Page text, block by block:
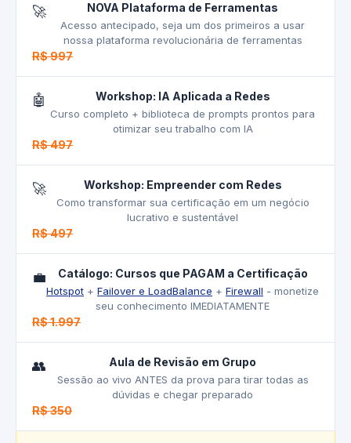
🚀 NOVA Plataforma de Ferramentas
Acesso antecipado, seja um dos primeiros a usar
nossa plataforma revolucionária de ferramentas
R$ 997
🤖 Workshop: IA Aplicada a Redes
Curso completo + biblioteca de prompts prontos para
otimizar seu trabalho com IA
R$ 497
🚀 Workshop: Empreender com Redes
Como transformar sua certificação em um negócio
lucrativo e sustentável
R$ 497
💼 Catálogo: Cursos que PAGAM a Certificação
Hotspot + Failover e LoadBalance + Firewall - monetize
seu conhecimento IMEDIATAMENTE
R$ 1.997
👥 Aula de Revisão em Grupo
Sessão ao vivo ANTES da prova para tirar todas as
dúvidas e chegar preparado
R$ 350